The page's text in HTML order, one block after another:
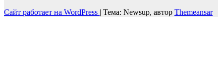
Сайт работает на WordPress | Тема: Newsup, автор Themeansar